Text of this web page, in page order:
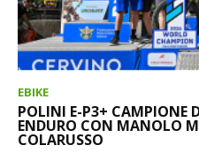
EBIKE
POLINI E-P3+ CAMPIONE
ENDURO CON MANOLO
COLARUSSO